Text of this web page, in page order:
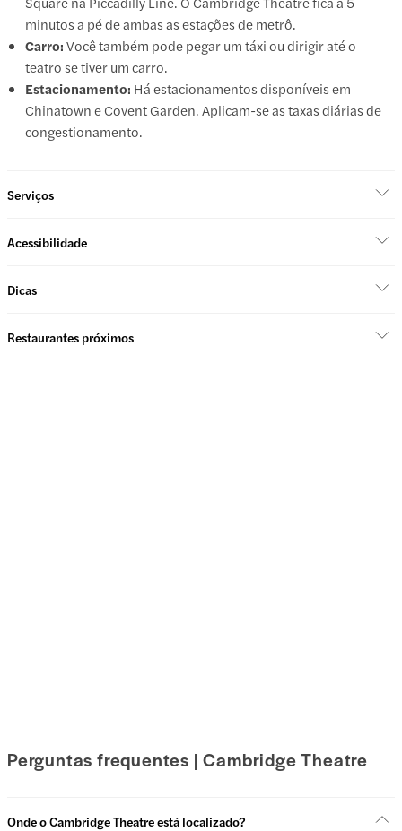
minutos a pé de ambas as estações de metrô.
Carro:Você também pode pegar um táxi ou dirigir até o
teatro se tiver um carro.
Estacionamento: Há estacionamentos disponíveis em
Chinatown e Covent Garden. Aplicam-se as taxas diárias de
congestionamento.
Serviços
Acessibilidade
Dicas
Restaurantes próximos
Perguntas frequentes | Cambridge Theatre
Onde o Cambridge Theatre está localizado?